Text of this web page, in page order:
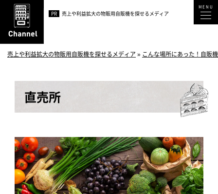
PR 売上や利益拡大の物販用自販機を探せるメディア
売上や利益拡大の物販用自販機を探せるメディア » こんな場所にあった！自販
直売所